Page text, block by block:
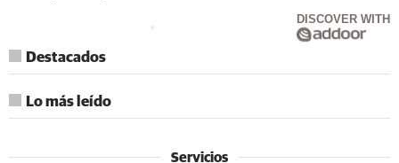
DISCOVER WITH
Destacados
Lo más leído
Servicios